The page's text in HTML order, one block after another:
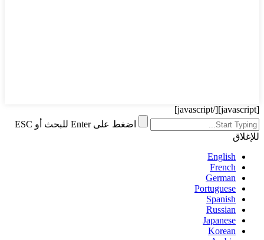
[javascript]
[/javascript]
اضغط على Enter للبحث أو ESC
للإغلاق
English
French
German
Portuguese
Spanish
Russian
Japanese
Korean